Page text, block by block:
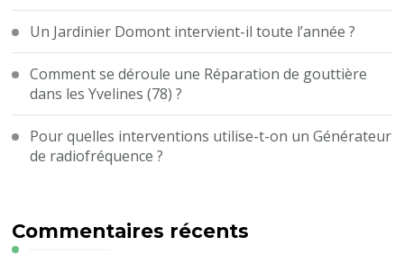
Un Jardinier Domont intervient-il toute l’année ?
Comment se déroule une Réparation de gouttière
dans les Yvelines (78) ?
Pour quelles interventions utilise-t-on un Générateur
de radiofréquence ?
Commentaires récents